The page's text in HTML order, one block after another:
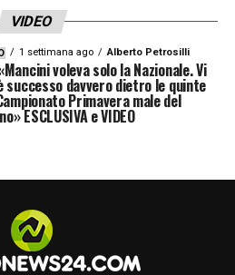
al 90% al campo. Ora
è una squadra molto
piena di gol.
grande partita».
VIDEO
1 settimana ago Alberto Petrosilli
voleva solo la Nazionale. Vi
successo davvero dietro le quinte
Primavera male del
ESCLUSIVA e VIDEO